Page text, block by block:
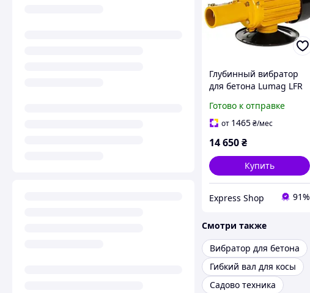
Глубинный вибратор
для бетона Lumag LFR
скорость потока 1200 л/
ч вес 17/18 кг
Готово к отправке
от 1465₴/мес
14 650₴
Купить
Express Shop 91%
Смотри также
Вибратор для бетона
Гибкий вал для косы
Садово техника